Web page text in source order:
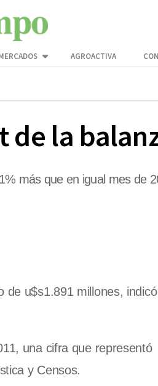
AGROACTIVA
de la
más que en igual mes de
de u$s1.891 millones,
una cifra que representó
y Censos.